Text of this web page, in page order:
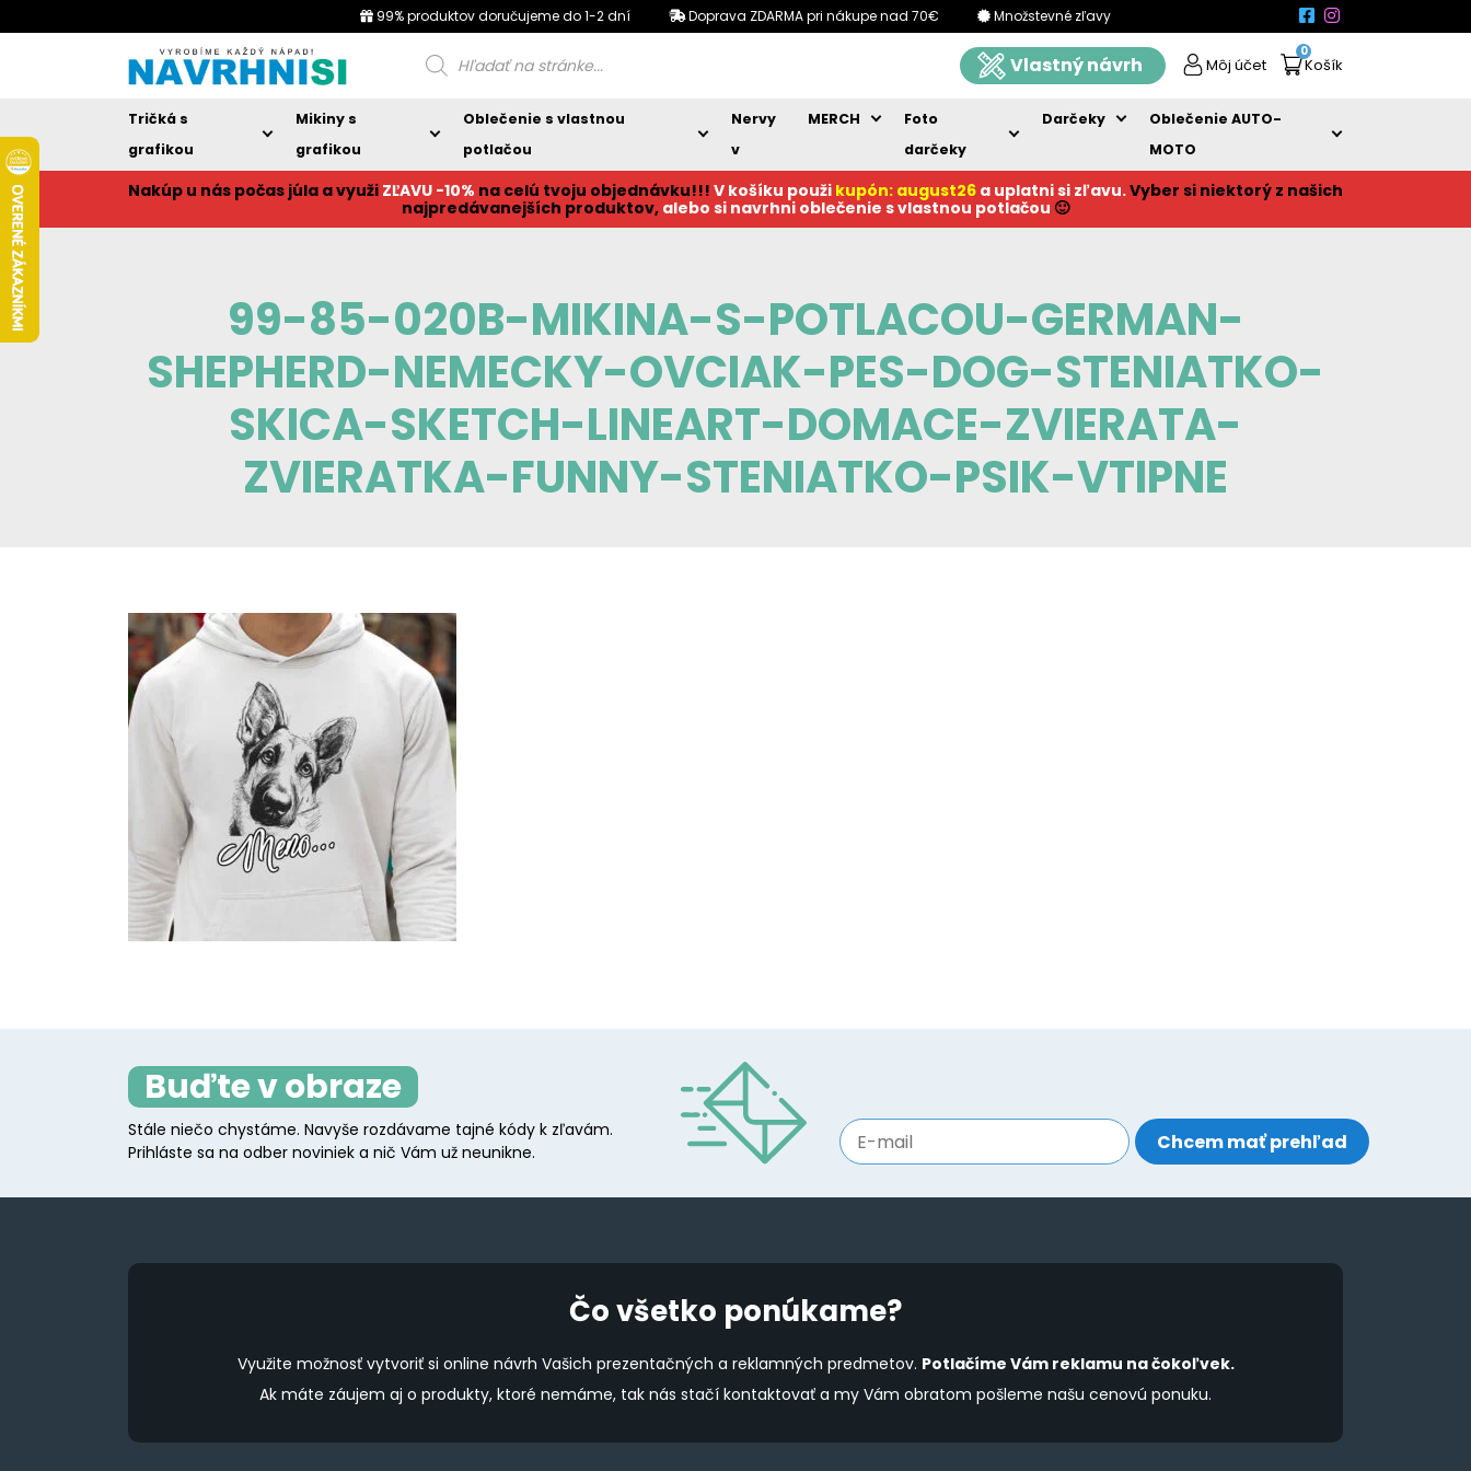
99% produktov doručujeme do 1-2 dní Doprava ZDARMA pri nákupe nad 70€ Množstevné zľavy
Products
search Vlastný návrh Môj účet
0
Košík
Tričká s
grafikou
Mikiny s
grafikou
Oblečenie s vlastnou
potlačou
Nervy
v
MERCH
Foto
darčeky
Darčeky
Oblečenie AUTO-
MOTO
Nakúp u nás počas júla a využi ZĽAVU -10% na celú tvoju objednávku!!! V košíku použi kupón: august26 a uplatni si zľavu.Vyber si niektorý z našich
najpredávanejších produktov, alebo si navrhni oblečenie s vlastnou potlačou 🙂
99-85-020B-MIKINA-S-POTLACOU-GERMAN-
SHEPHERD-NEMECKY-OVCIAK-PES-DOG-STENIATKO-
SKICA-SKETCH-LINEART-DOMACE-ZVIERATA-
ZVIERATKA-FUNNY-STENIATKO-PSIK-VTIPNE
Buďte v obraze
Stále niečo chystáme. Navyše rozdávame tajné kódy k zľavám.
Prihláste sa na odber noviniek a nič Vám už neunikne.
Čo všetko ponúkame?
Využite možnosť vytvoriť si online návrh Vašich prezentačných a reklamných predmetov. Potlačíme Vám reklamu na čokoľvek.
Ak máte záujem aj o produkty, ktoré nemáme, tak nás stačí kontaktovať a my Vám obratom pošleme našu cenovú ponuku.